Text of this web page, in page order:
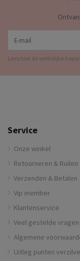
Lees hier de wettelijke
Service
Onze winkel
Retourneren & Ruilen
Verzenden & Betalen
Vip member
Klantenservice
Veel gestelde vragen
Algemene
Uitleg punten